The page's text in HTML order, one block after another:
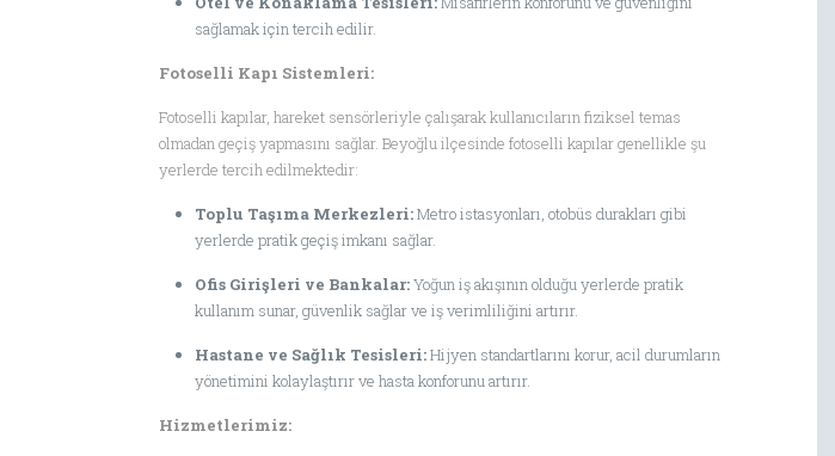
sağlamak için tercih edilir.
Fotoselli Kapı Sistemleri:
Fotoselli kapılar, hareket sensörleriyle çalışarak kullanıcıların fiziksel temas
olmadan geçiş yapmasını sağlar. Beyoğlu ilçesinde fotoselli kapılar genellikle şu
yerlerde tercih edilmektedir:
Toplu Taşıma Merkezleri:Metro istasyonları, otobüs durakları gibi
yerlerde pratik geçiş imkanı sağlar.
Ofis Girişleri ve Bankalar:Yoğun iş akışının olduğu yerlerde pratik
kullanım sunar, güvenlik sağlar ve iş verimliliğini artırır.
Hastane ve Sağlık Tesisleri:Hijyen standartlarını korur, acil durumların
yönetimini kolaylaştırır ve hasta konforunu artırır.
Hizmetlerimiz: